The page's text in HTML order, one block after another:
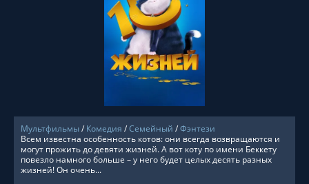
СМОТРЕТЬ ОНЛАЙН
Мультфильмы/ Комедия /Семейный /Фэнтези
Всем известна особенность котов: они всегда возвращаются и
могут прожить до девяти жизней. А вот коту по имени Беккету
повезло намного больше – у него будет целых десять разных
жизней! Он очень...